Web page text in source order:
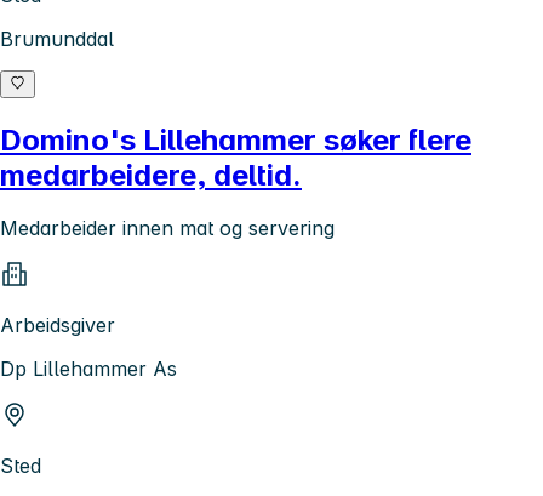
Brumunddal
Domino's Lillehammer søker flere
medarbeidere, deltid.
Medarbeider innen mat og servering
Arbeidsgiver
Dp Lillehammer As
Sted